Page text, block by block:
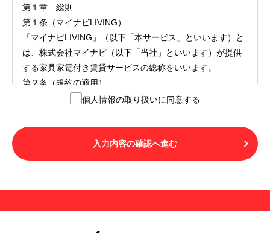
第１章 総則
第１条（マイナビLIVING）
「マイナビLIVING」（以下「本サービス」といいます）と
は、株式会社マイナビ（以下「当社」といいます）が提供
する家具家電付き賃貸サービスの総称をいいます。
第２条（規約の適用）
１.本サービスを利用する者（以下「利用者」といいます）
LIVINGご契約にあたり取得する個人情報の取り扱いについ
て」の内容をすべて承諾したものとみなされます。不承諾
の意思表示は、本サービスを利用しないことをもってのみ
用することはできません。
個人情報の取り扱いに同意する
入力内容の確認へ進む